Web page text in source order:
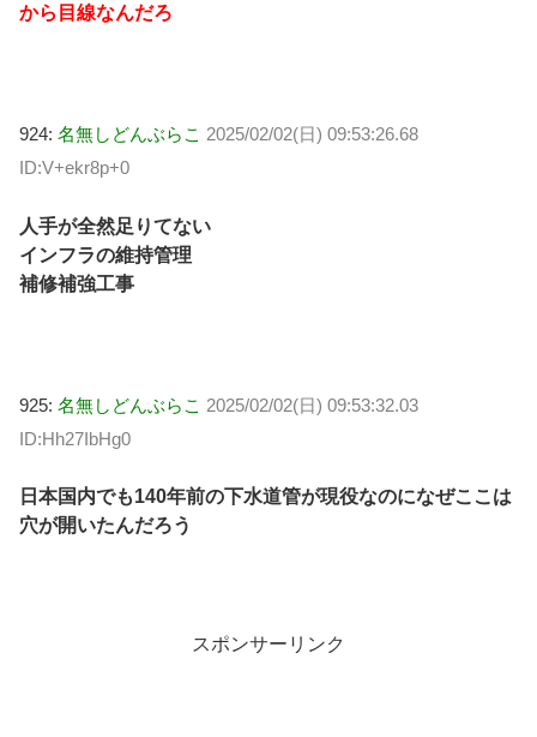
から目線なんだろ
924: 名無しどんぶらこ 2025/02/02(日) 09:53:26.68
ID:V+ekr8p+0
人手が全然足りてない
インフラの維持管理
補修補強工事
925: 名無しどんぶらこ 2025/02/02(日) 09:53:32.03
ID:Hh27IbHg0
日本国内でも140年前の下水道管が現役なのになぜここは
穴が開いたんだろう
スポンサーリンク